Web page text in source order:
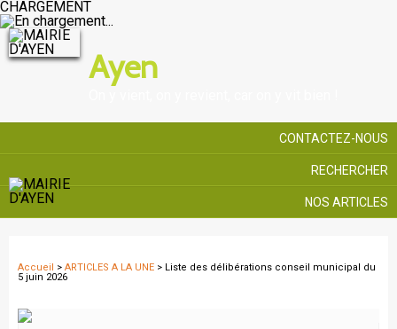
CHARGEMENT
Ayen
CONTACTEZ-NOUS
RECHERCHER
NOS ARTICLES
Accueil > ARTICLES A LA UNE > Liste des délibérations conseil municipal du
5 juin 2026